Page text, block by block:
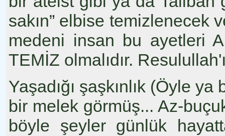
sakın” elbise temizlenecek
medeni insan bu ayetleri
TEMİZ olmalıdır.
Yaşadığı şaşkınlık (Öyle
bir melek görmüş... Az-
böyle şeyler günlük